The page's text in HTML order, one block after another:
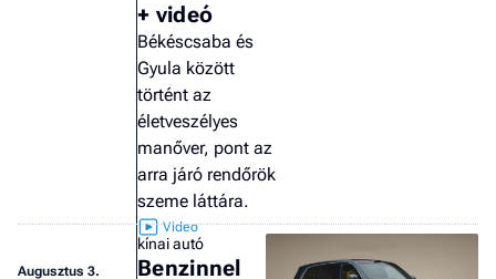
+ videó
Békéscsaba és
Gyula között
történt az
életveszélyes
manőver, pont az
arra járó rendőrök
szeme láttára.
Augusztus 3.
kínai autó
Benzinnel